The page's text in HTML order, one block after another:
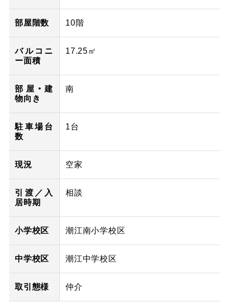
部屋階数 10階
バルコニ
ー面積
17.25㎡
部屋・建
物向き
南
駐車場台
数
1台
現況 空家
引渡／入
居時期
相談
小学校区 潮江南小学校区
中学校区 潮江中学校区
取引態様 仲介